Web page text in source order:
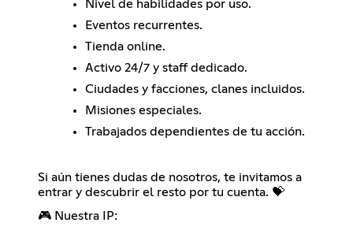
Nivel de habilidades por uso.
Eventos recurrentes.
Tienda online.
Activo 24/7 y staff dedicado.
Ciudades y facciones, clanes incluidos.
Misiones especiales.
Trabajados dependientes de tu acción.
Si aún tienes dudas de nosotros, te invitamos a
entrar y descubrir el resto por tu cuenta. 💝
🎮 Nuestra IP: